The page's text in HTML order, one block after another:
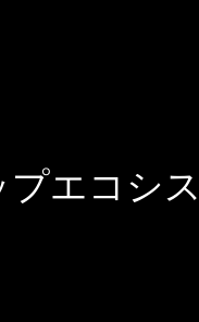
プエコシ